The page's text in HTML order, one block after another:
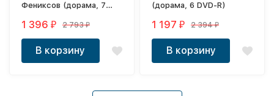
Фениксов (дорама, 7
1 396₽ 2 793₽
В корзину
(дорама, 6 DVD-R)
1 197₽ 2 394₽
В корзину